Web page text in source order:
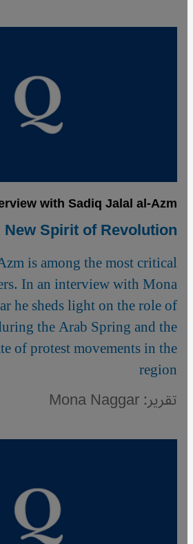
with Sadiq Jalal al-Azm
Spirit of Revolution
is among the most critical
In an interview with Mona
he sheds light on the role of
the Arab Spring and the
of protest movements in the
region
تقرير: Mona Naggar